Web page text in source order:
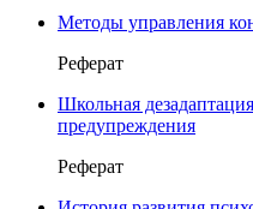
Методы управления
Реферат
Школьная
предупреждения
Реферат